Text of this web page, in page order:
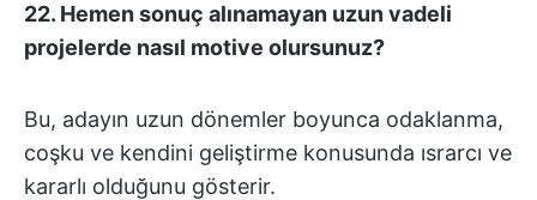
22. Hemen sonuç alınamayan uzun vadeli
projelerde nasıl motive olursunuz?
Bu, adayın uzun dönemler boyunca odaklanma,
coşku ve kendini geliştirme konusunda ısrarcı ve
kararlı olduğunu gösterir.